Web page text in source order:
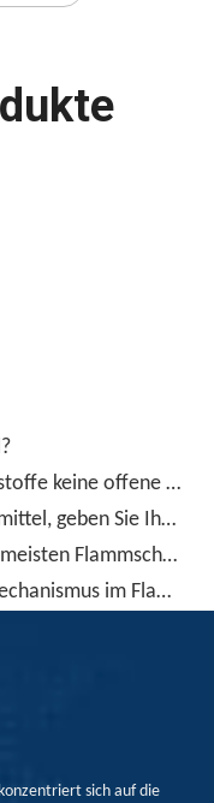
Wie Flammschutzmittel für Kunststoffe keine offene Flamme fürchten?
Zusammengesetzte Flammschutzmittel, geben Sie Ihnen neue Ideen für Flammschutzmittel!
Welche Branchen verwenden die meisten Flammschutzmittel?
Mehrere typische Flammschutzmechanismus im Flammhemmungsmittel
sich auf die